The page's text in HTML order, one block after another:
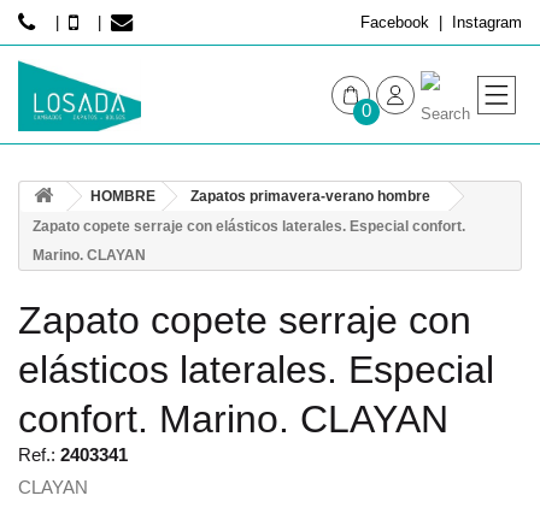
Facebook Instagram
0
HOMBRE
HOMBRE
Zapatos primavera-verano hombre
Zapato copete serraje con elásticos laterales. Especial confort.
Marino. CLAYAN
Zapato copete serraje con
elásticos laterales. Especial
confort. Marino. CLAYAN
Ref.: 2403341
CLAYAN